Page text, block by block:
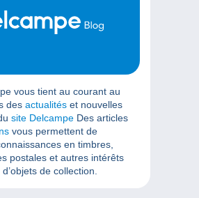
vous tient au courant au
des actualités et nouvelles
site Delcampe Des articles
vous permettent de
en timbres,
postales et autres intérêts
de collection.